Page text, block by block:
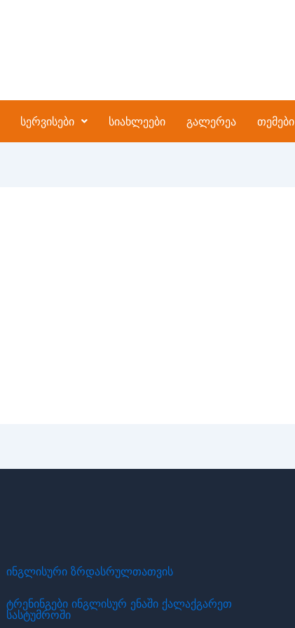
სერვისები სიახლეები გალერეა თემები
ინგლისური ზრდასრულთათვის
ტრენინგები ინგლისურ ენაში ქალაქგარეთ
სასტუმროში